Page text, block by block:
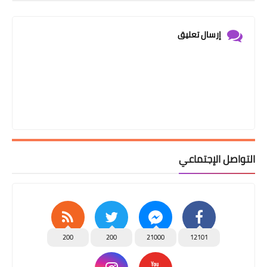
إرسال تعليق
التواصل الإجتماعي
12101
21000
200
200